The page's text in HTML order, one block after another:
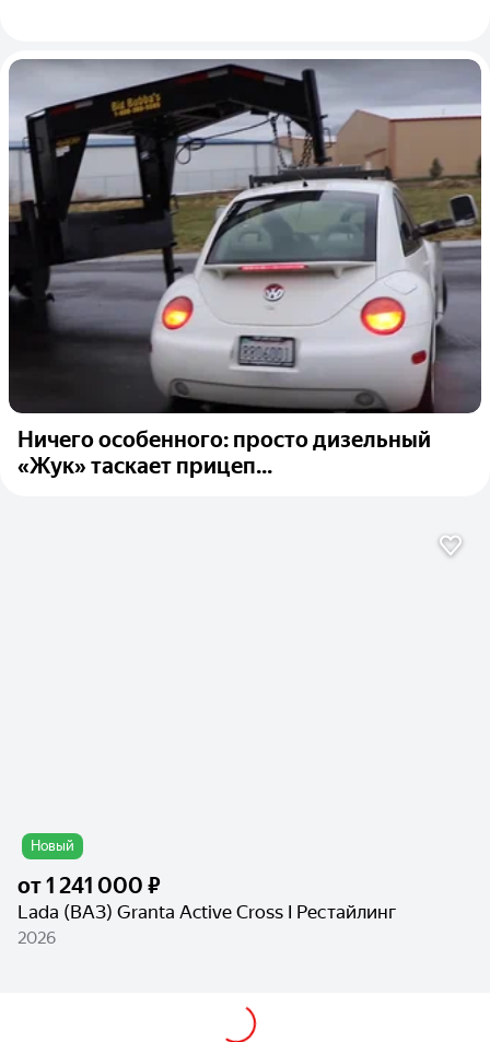
Ничего особенного: просто дизельный
«Жук» таскает прицеп...
Новый
от1 241 000 ₽
Lada (ВАЗ) Granta Active Cross I Рестайлинг
2026